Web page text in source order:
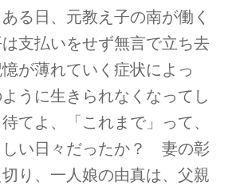
る日、元教え子の南が働く
支払いをせず無言で立ち去
が薄れていく症状によっ
うに生きられなくなってし
てよ、「これまで」って、
しい日々だったか？ 妻の彰
り、一人娘の由真は、父親